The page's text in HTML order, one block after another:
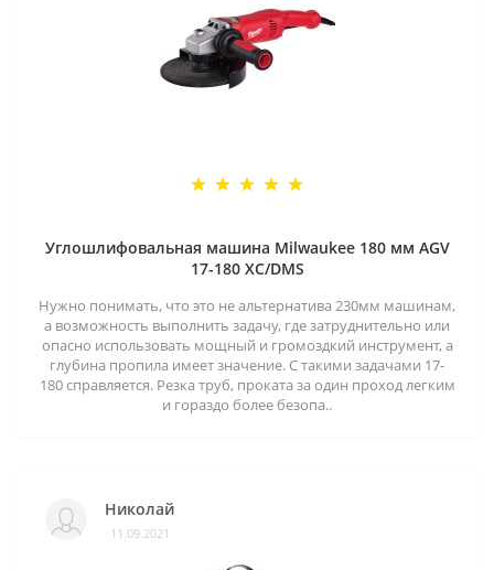
Углошлифовальная машина Milwaukee 180 мм AGV
17-180 XC/DMS
Нужно понимать, что это не альтернатива 230мм машинам,
а возможность выполнить задачу, где затруднительно или
опасно использовать мощный и громоздкий инструмент, а
глубина пропила имеет значение. С такими задачами 17-
180 справляется. Резка труб, проката за один проход легким
и гораздо более безопа..
Николай
11.09.2021